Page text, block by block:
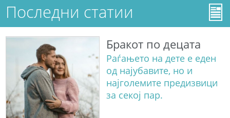
Последни статии
Бракот по децата
Раѓањето на дете е еден
од најубавите, но и
најголемите предизвици
за секој пар.